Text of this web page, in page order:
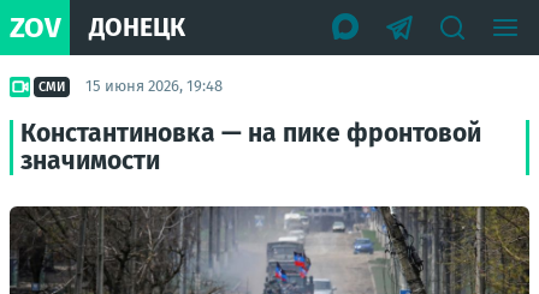
ZOV ДОНЕЦК
СМИ 15 июня 2026, 19:48
Константиновка — на пике фронтовой
значимости